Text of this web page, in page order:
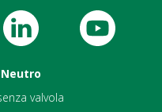
valvola